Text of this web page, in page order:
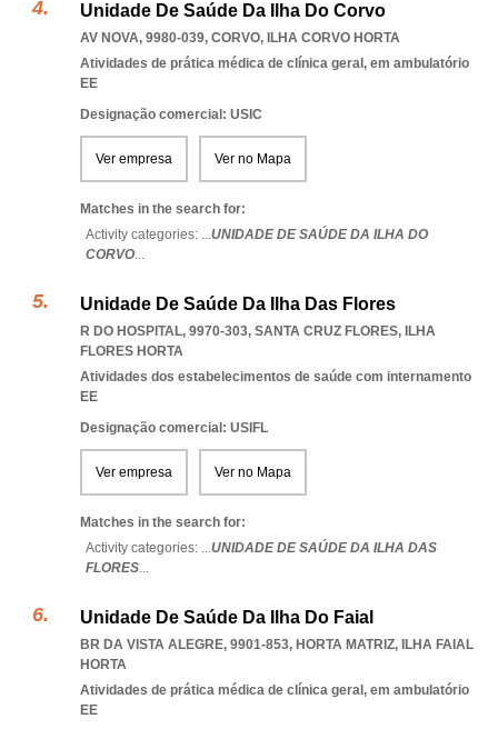
Unidade De Saúde Da Ilha Do Corvo
AV NOVA, 9980-039, CORVO, ILHA CORVO HORTA
Atividades de prática médica de clínica geral, em ambulatório
EE
Designação comercial: USIC
Ver empresa Ver no Mapa
Matches in the search for:
Activity categories: ...UNIDADE DE SAÚDE DA ILHA DO
CORVO...
Unidade De Saúde Da Ilha Das Flores
R DO HOSPITAL, 9970-303, SANTA CRUZ FLORES, ILHA
FLORES HORTA
Atividades dos estabelecimentos de saúde com internamento
EE
Designação comercial: USIFL
Ver empresa Ver no Mapa
Matches in the search for:
Activity categories: ...UNIDADE DE SAÚDE DA ILHA DAS
FLORES...
Unidade De Saúde Da Ilha Do Faial
BR DA VISTA ALEGRE, 9901-853, HORTA MATRIZ, ILHA FAIAL
HORTA
Atividades de prática médica de clínica geral, em ambulatório
EE